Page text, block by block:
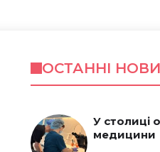
ОСТАННІ
У столиці
медицини